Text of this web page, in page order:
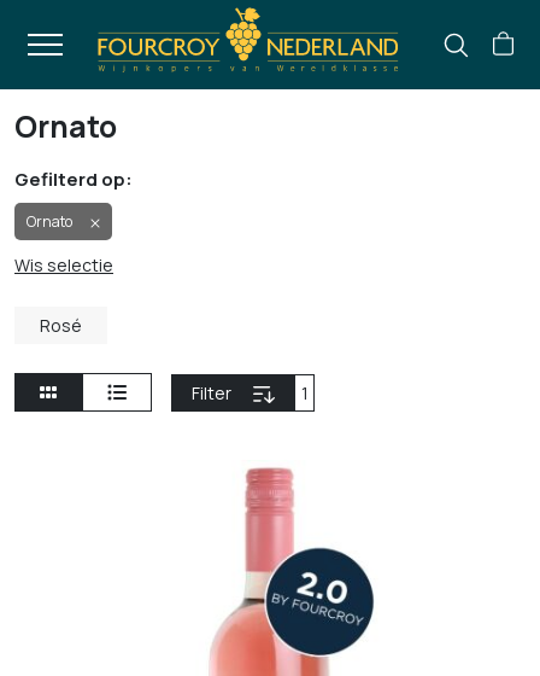
Ornato
Gefilterd op:
Ornato
Wis selectie
Rosé
Filter 1